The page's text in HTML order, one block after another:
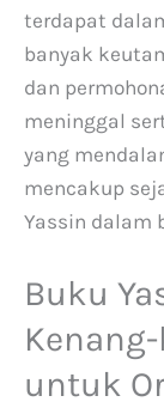
terdapat
banyak
dan
meninggal
yang
mencakup
Yassin dalam
Buku
untuk